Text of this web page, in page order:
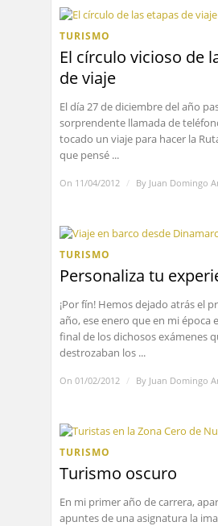
TURISMO
El círculo vicioso de
de viaje
El día 27 de diciembre del año
sorprendente llamada de
tocado un viaje para hacer la
que pensé ...
On 11/04/2012 / By Juan Domingo
TURISMO
Personaliza tu
¡Por fín! Hemos dejado atrás el
año, ese enero que en mi época
final de los dichosos exámenes
destrozaban los ...
On 01/02/2012 / By Juan Domingo
TURISMO
Turismo oscuro
En mi primer año de carrera,
apuntes de una asignatura la